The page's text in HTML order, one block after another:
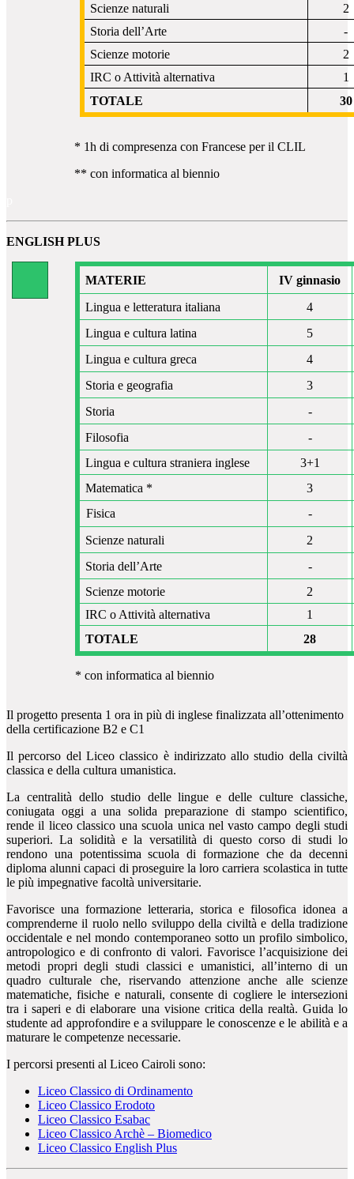
Scienze naturali
2
Storia dell’Arte
-
Scienze motorie
2
IRC o Attività alternativa
1
TOTALE
30
* 1h di compresenza con Francese per il CLIL
** con informatica al biennio
ENGLISH PLUS
MATERIE
IV ginnasio
Lingua e letteratura italiana
4
Lingua e cultura latina
5
Lingua e cultura greca
4
Storia e geografia
3
Storia
-
Filosofia
-
Lingua e cultura straniera inglese
3+1
Matematica *
3
Fisica
-
Scienze naturali
2
Storia dell’Arte
-
Scienze motorie
2
IRC o Attività alternativa
1
TOTALE
28
* con informatica al biennio
Il progetto presenta 1 ora in più di inglese finalizzata all’ottenimento
della certificazione B2 e C1
Il percorso del Liceo classico è indirizzato allo studio della civiltà
classica e della cultura umanistica.
La centralità dello studio delle lingue e delle culture classiche,
coniugata oggi a una solida preparazione di stampo scientifico,
rende il liceo classico una scuola unica nel vasto campo degli studi
superiori. La solidità e la versatilità di questo corso di studi lo
rendono una potentissima scuola di formazione che da decenni
diploma alunni capaci di proseguire la loro carriera scolastica in tutte
le più impegnative facoltà universitarie.
Favorisce una formazione letteraria, storica e filosofica idonea a
comprenderne il ruolo nello sviluppo della civiltà e della tradizione
occidentale e nel mondo contemporaneo sotto un profilo simbolico,
antropologico e di confronto di valori. Favorisce l’acquisizione dei
metodi propri degli studi classici e umanistici, all’interno di un
quadro culturale che, riservando attenzione anche alle scienze
matematiche, fisiche e naturali, consente di cogliere le intersezioni
tra i saperi e di elaborare una visione critica della realtà. Guida lo
studente ad approfondire e a sviluppare le conoscenze e le abilità e a
maturare le competenze necessarie.
I percorsi presenti al Liceo Cairoli sono:
Liceo Classico di Ordinamento
Liceo Classico Erodoto
Liceo Classico Esabac
Liceo Classico Archè – Biomedico
Liceo Classico English Plus